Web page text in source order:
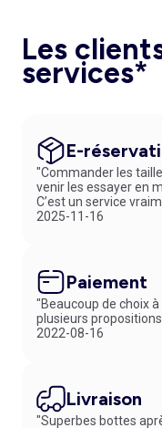
Les
services*
E-
"Commander les
venir les essayer en
C’est un service
2025-11-16
Paiement
"Beaucoup de choix
plusieurs
2022-08-16
Livraison
"Superbes bottes